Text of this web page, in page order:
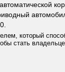
который
стать